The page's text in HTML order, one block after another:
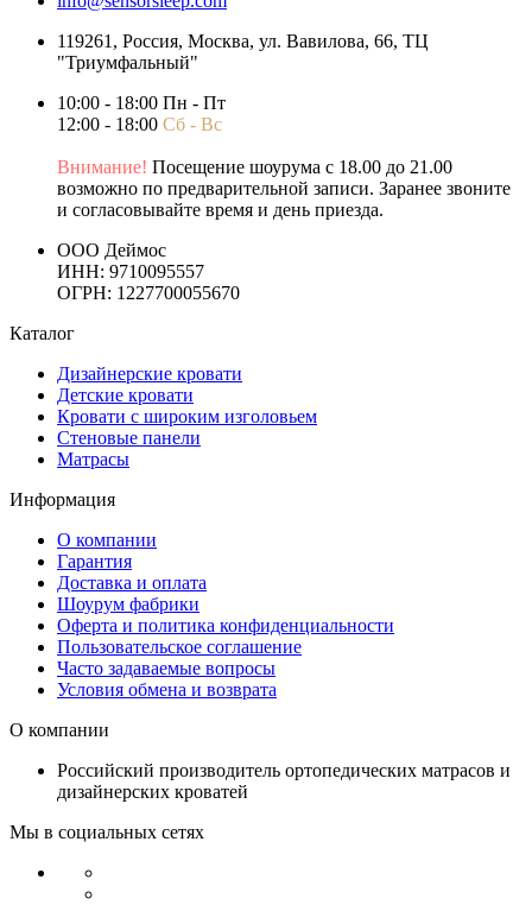
119261, Россия, Москва, ул. Вавилова, 66, ТЦ
"Триумфальный"
10:00 - 18:00 Пн - Пт
12:00 - 18:00 Сб - Вс
Внимание! Посещение шоурума с 18.00 до 21.00
возможно по предварительной записи. Заранее звоните
и согласовывайте время и день приезда.
ООО Деймос
ИНН: 9710095557
ОГРН: 1227700055670
Каталог
Дизайнерские кровати
Детские кровати
Кровати с широким изголовьем
Стеновые панели
Матрасы
Информация
О компании
Гарантия
Доставка и оплата
Шоурум фабрики
Оферта и политика конфиденциальности
Пользовательское соглашение
Часто задаваемые вопросы
Условия обмена и возврата
О компании
Российский производитель ортопедических матрасов и
дизайнерских кроватей
Мы в социальных сетях